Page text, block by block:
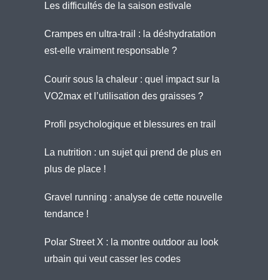
Les difficultés de la saison estivale
Crampes en ultra-trail : la déshydratation
est-elle vraiment responsable ?
Courir sous la chaleur : quel impact sur la
VO2max et l’utilisation des graisses ?
Profil psychologique et blessures en trail
La nutrition : un sujet qui prend de plus en
plus de place !
Gravel running : analyse de cette nouvelle
tendance !
Polar Street X : la montre outdoor au look
urbain qui veut casser les codes